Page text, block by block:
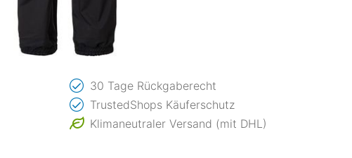
30 Tage Rückgaberecht
TrustedShops Käuferschutz
Klimaneutraler Versand (mit DHL)